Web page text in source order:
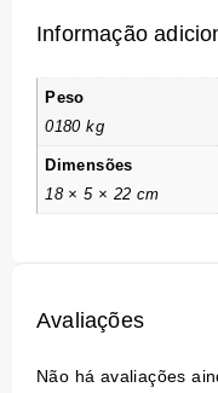
Informação
Peso
0180 kg
Dimensões
18 × 5 × 22 cm
Avaliações
Não há avaliações